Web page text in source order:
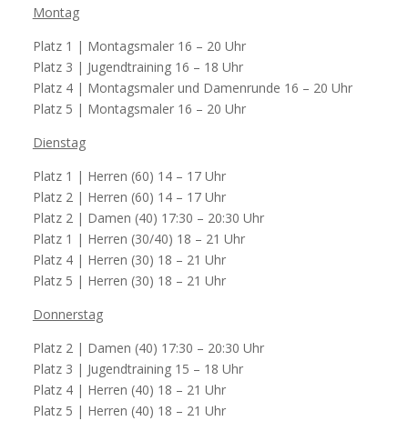
Montag
Platz 1 | Montagsmaler 16 – 20 Uhr
Platz 3 | Jugendtraining 16 – 18 Uhr
Platz 4 | Montagsmaler und Damenrunde 16 – 20 Uhr
Platz 5 | Montagsmaler 16 – 20 Uhr
Dienstag
Platz 1 | Herren (60) 14 – 17 Uhr
Platz 2 | Herren (60) 14 – 17 Uhr
Platz 2 | Damen (40) 17:30 – 20:30 Uhr
Platz 1 | Herren (30/40) 18 – 21 Uhr
Platz 4 | Herren (30) 18 – 21 Uhr
Platz 5 | Herren (30) 18 – 21 Uhr
Donnerstag
Platz 2 | Damen (40) 17:30 – 20:30 Uhr
Platz 3 | Jugendtraining 15 – 18 Uhr
Platz 4 | Herren (40) 18 – 21 Uhr
Platz 5 | Herren (40) 18 – 21 Uhr